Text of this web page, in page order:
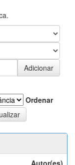
Ordenar
Autor(es)